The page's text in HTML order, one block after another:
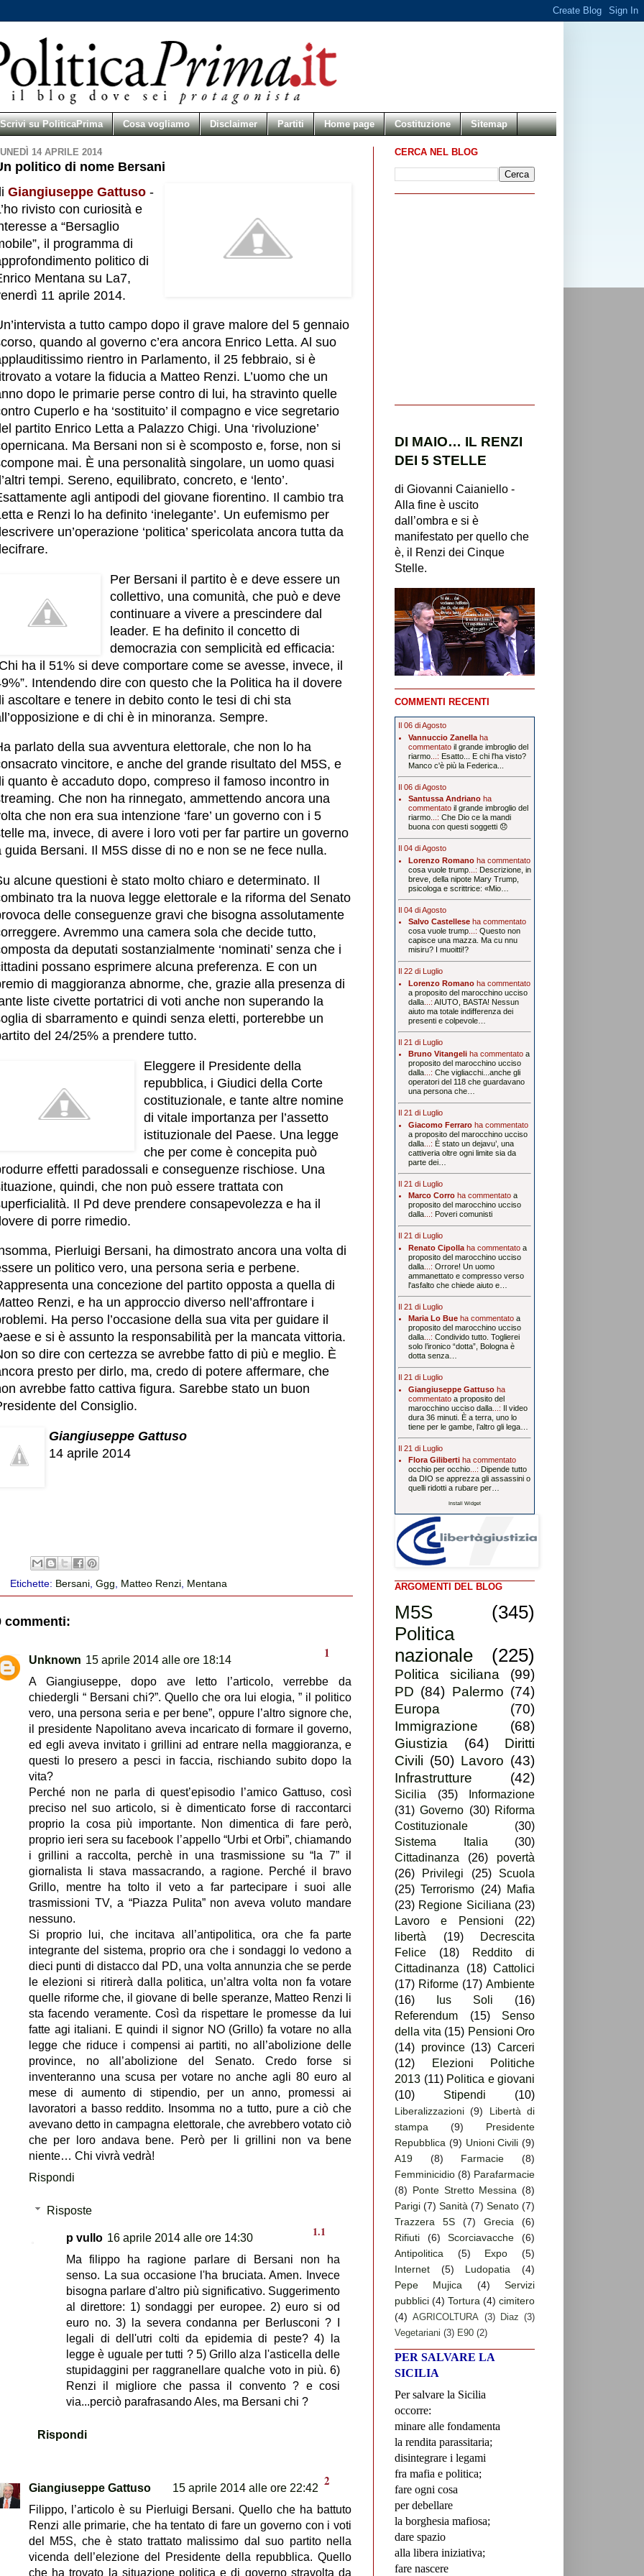
Scrivi su PoliticaPrima Cosa vogliamo Disclaimer Partiti Home page Costituzione Sitemap
14 APRILE 2014
politico di nome Bersani
Giangiuseppe Gattuso -
rivisto con curiosità e
a “Bersaglio
il programma di
politico di
Mentana su La7,
11 aprile 2014.
a tutto campo dopo il grave malore del 5 gennaio
quando al governo c’era ancora Enrico Letta. Al suo
rientro in Parlamento, il 25 febbraio, si è
a votare la fiducia a Matteo Renzi. L’uomo che un
dopo le primarie perse contro di lui, ha stravinto quelle
Cuperlo e ha ‘sostituito’ il compagno e vice segretario
partito Enrico Letta a Palazzo Chigi. Una ‘rivoluzione’
Ma Bersani non si è scomposto e, forse, non si
mai. È una personalità singolare, un uomo quasi
tempi. Sereno, equilibrato, concreto, e ‘lento’.
agli antipodi del giovane fiorentino. Il cambio tra
e Renzi lo ha definito ‘inelegante’. Un eufemismo per
un’operazione ‘politica’ spericolata ancora tutta da
Per Bersani il partito è e deve essere un
collettivo, una comunità, che può e deve
continuare a vivere a prescindere dal
leader. E ha definito il concetto di
democrazia con semplicità ed efficacia:
ha il 51% si deve comportare come se avesse, invece, il
Intendendo dire con questo che la Politica ha il dovere
ascoltare e tenere in debito conto le tesi di chi sta
e di chi è in minoranza. Sempre.
parlato della sua avventura elettorale, che non lo ha
vincitore, e anche del grande risultato del M5S, e
quanto è accaduto dopo, compreso il famoso incontro in
Che non ha rinnegato, ammettendo ancora una
che non era sua intenzione ‘fare’ un governo con i 5
ma, invece, di avere i loro voti per far partire un governo
guida Bersani. Il M5S disse di no e non se ne fece nulla.
alcune questioni è stato molto chiaro e determinato. Il
tra la nuova legge elettorale e la riforma del Senato
delle conseguenze gravi che bisogna assolutamente
Avremmo una camera sola che decide tutto,
da deputati sostanzialmente ‘nominati’ senza che i
possano esprimere alcuna preferenza. E con un
di maggioranza abnorme, che, grazie alla presenza di
liste civette portatrici di voti anche non superando la
di sbarramento e quindi senza eletti, porterebbe un
del 24/25% a prendere tutto.
Eleggere il Presidente della
repubblica, i Giudici della Corte
costituzionale, e tante altre nomine
di vitale importanza per l’assetto
istituzionale del Paese. Una legge
che per come è concepita può
effetti paradossali e conseguenze rischiose. Una
quindi, che non può essere trattata con
Il Pd deve prendere consapevolezza e ha il
di porre rimedio.
Pierluigi Bersani, ha dimostrato ancora una volta di
un politico vero, una persona seria e perbene.
una concezione del partito opposta a quella di
Renzi, e ha un approccio diverso nell’affrontare i
Ha perso l’occasione della sua vita per guidare il
e si è assunto la responsabilità per la mancata vittoria.
so dire con certezza se avrebbe fatto di più e meglio. È
presto per dirlo, ma, credo di potere affermare, che
avrebbe fatto cattiva figura. Sarebbe stato un buon
del Consiglio.
Giangiuseppe Gattuso
14 aprile 2014
Etichette: Bersani ,Ggg Matteo Renzi Mentana
commenti:
Unknown 15 aprile 2014 alle ore 18:14
A Giangiuseppe, dopo ave letto l’articolo, verrebbe da
chiedergli “ Bersani chi?”. Quello che ora lui elogia, ” il politico
vero, una persona seria e per bene”, oppure l’altro signore che,
il presidente Napolitano aveva incaricato di formare il governo,
ed egli aveva invitato i grillini ad entrare nella maggioranza, e
questi lo presero a pesci in faccia, rischiando subito dopo la
vita?
Perché non ne parla di quest’episodio l’amico Gattuso, così
preciso nel suo articolo, si è dimenticato forse di raccontarci
proprio la cosa più importante. Non dimentica di fare però,
proprio ieri sera su facebook l’appello “Urbi et Orbi”, chiamando
i grillini a raccolta, perchè in una trasmissione su “la 7” il
giornalista li stava massacrando, a ragione. Perché il bravo
Grillo, mentre ha tolto il veto a far partecipare i suoi alle
trasmissioni TV, a “Piazza Pulita” non aveva voluto mandare
nessuno.
Si proprio lui, che incitava all’antipolitica, ora che fa parte
integrante del sistema, proprio ora che i sondaggi lo vedono a
dieci punti di distacco dal PD, una volta annunzia che se perde
le elezioni si ritirerà dalla politica, un’altra volta non fa votare
quelle riforme che, il giovane di belle speranze, Matteo Renzi li
sta facendo veramente. Così da rispettare le promesse da lui
fatte agi italiani. E quindi il signor NO (Grillo) fa votare no alla
legge che riduce i compensi ai partiti, no all’abolizione delle
province, no all’abolizione del Senato. Credo forse si
inventeranno una scusa per votare no anche agli 80 euro al
mese di aumento di stipendio, per un anno, promessi ai
lavoratori a basso reddito. Insomma no a tutto, pure a ciò che
avevano detto in campagna elettorale, che avrebbero votato ciò
che per loro andava bene. Però per li grillini non va bene
niente… Chi vivrà vedrà!
Rispondi
Risposte
p vullo 16 aprile 2014 alle ore 14:30
Ma filippo ha ragione parlare di Bersani non ha
senso. La sua occasione l'ha bruciata. Amen. Invece
bisogna parlare d'altro più significativo. Suggerimento
al direttore: 1) sondaggi per europee. 2) euro si od
euro no. 3) la severa condanna per Berlusconi ? I
legali di dell'utri colti da epidemia di peste? 4) la
legge è uguale per tutti ? 5) Grillo alza l'asticella delle
stupidaggini per raggranellare qualche voto in più. 6)
Renzi il migliore che passa il convento ? e cosi
via...perciò parafrasando Ales, ma Bersani chi ?
Rispondi
Giangiuseppe Gattuso
15 aprile 2014 alle ore 22:42
Filippo, l’articolo è su Pierluigi Bersani. Quello che ha battuto
Renzi alle primarie, che ha tentato di fare un governo con i voti
del M5S, che è stato trattato malissimo dal suo partito nella
vicenda dell’elezione del Presidente della repubblica. Quello
che ha trovato la situazione politica e di governo stravolta da
CERCA NEL BLOG
DI MAIO… IL RENZI
DEI 5 STELLE
di Giovanni Caianiello -
Alla fine è uscito
dall’ombra e si è
manifestato per quello che
è, il Renzi dei Cinque
Stelle.
COMMENTI RECENTI
Il 06 di Agosto
Vannuccio Zanellaha
commentato il grande imbroglio del
riarmo...: Esatto... E chi l'ha visto?
Manco c'è più la Federica...
Il 06 di Agosto
Santussa Andrianoha
commentato il grande imbroglio del
riarmo...: Che Dio ce la mandi
buona con questi soggetti 😞
Il 04 di Agosto
Lorenzo Romanoha commentato
cosa vuole trump...: Descrizione, in
breve, della nipote Mary Trump,
psicologa e scrittrice: «Mio…
Il 04 di Agosto
Salvo Castelleseha commentato
cosa vuole trump...: Questo non
capisce una mazza. Ma cu nnu
misiru? I muoitti!?
Il 22 di Luglio
Lorenzo Romanoha commentato
a proposito del marocchino ucciso
dalla...: AIUTO, BASTA! Nessun
aiuto ma totale indifferenza dei
presenti e colpevole…
Il 21 di Luglio
Bruno Vitangeliha commentato a
proposito del marocchino ucciso
dalla...: Che vigliacchi...anche gli
operatori del 118 che guardavano
una persona che…
Il 21 di Luglio
Giacomo Ferraroha commentato
a proposito del marocchino ucciso
dalla...: È stato un dejavu’, una
cattiveria oltre ogni limite sia da
parte dei…
Il 21 di Luglio
Marco Corroha commentato a
proposito del marocchino ucciso
dalla...: Poveri comunisti
Il 21 di Luglio
Renato Cipollaha commentato a
proposito del marocchino ucciso
dalla...: Orrore! Un uomo
ammanettato e compresso verso
l'asfalto che chiede aiuto e…
Il 21 di Luglio
Maria Lo Bueha commentato a
proposito del marocchino ucciso
dalla...: Condivido tutto. Toglierei
solo l’ironico “dotta”, Bologna è
dotta senza…
Il 21 di Luglio
Giangiuseppe Gattusoha
commentato a proposito del
marocchino ucciso dalla...: Il video
dura 36 minuti. È a terra, uno lo
tiene per le gambe, l’altro gli lega…
Il 21 di Luglio
Flora Gilibertiha commentato
occhio per occhio...: Dipende tutto
da DIO se apprezza gli assassini o
quelli ridotti a rubare per…
Install Widget
ARGOMENTI DEL BLOG
M5S
(345)
Politica
nazionale
(225)
Politica siciliana
(99)
PD (84) Palermo (74)
Europa
(70)
Immigrazione
(68)
Giustizia
(64)
Diritti
Civili (50) Lavoro (43)
Infrastrutture
(42)
Sicilia (35)
Informazione
(31) Governo (30) Riforma
Costituzionale
(30)
Sistema Italia
(30)
Cittadinanza
(26)
povertà
(26)
Privilegi (25)
Scuola
(25) Terrorismo (24)
Mafia
(23) Regione Siciliana (23)
Lavoro e Pensioni
(22)
libertà
(19)
Decrescita
Felice
(18)
Reddito di
Cittadinanza
(18) Cattolici
(17) Riforme (17) Ambiente
(16)
Ius Soli
(16)
Referendum
(15)
Senso
della vita (15) Pensioni Oro
(14) province (13) Carceri
(12)
Elezioni Politiche
2013 (11) Politica e giovani
(10)
Stipendi (10)
Liberalizzazioni (9)
Libertà di
stampa
(9)
Presidente
Repubblica (9) Unioni Civili (9)
A19
(8) Farmacie
(8)
Femminicidio (8) Parafarmacie
(8) Ponte Stretto Messina (8)
Parigi (7) Sanità (7) Senato (7)
Trazzera 5S
(7) Grecia
(6)
Rifiuti
(6) Scorciavacche
(6)
Antipolitica
(5) Expo
(5)
Internet
(5) Ludopatia
(4)
Pepe Mujica
(4)
Servizi
pubblici (4) Tortura (4) cimitero
(4) AGRICOLTURA (3) Diaz (3)
Vegetariani (3) E90 (2)
PER SALVARE LA
SICILIA
Per salvare la Sicilia
occorre:
minare alle fondamenta
la rendita parassitaria;
disintegrare i legami
fra mafia e politica;
fare ogni cosa
per debellare
la borghesia mafiosa;
dare spazio
alla libera iniziativa;
fare nascere